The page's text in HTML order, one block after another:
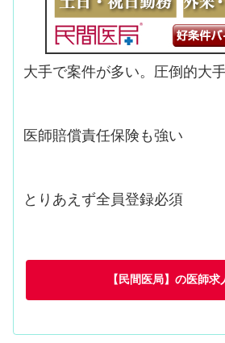
大手で案件が多い。圧倒的大
医師賠償責任保険も強い
とりあえず全員登録必須
【民間医局】の医師求